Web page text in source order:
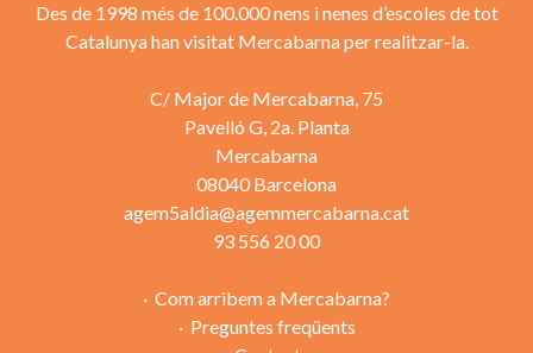
Des de 1998 més de 100.000 nens i nenes d’escoles de tot
Catalunya han visitat Mercabarna per realitzar-la.
C/ Major de Mercabarna, 75
Pavelló G, 2a. Planta
Mercabarna
08040 Barcelona
agem5aldia@agemmercabarna.cat
93 556 20 00
Com arribem a Mercabarna?
Preguntes freqüents